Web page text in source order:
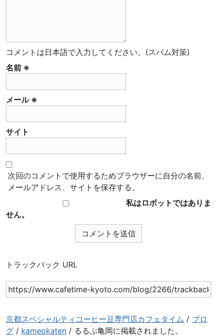
コメントは日本語で入力してください。(スパム対策)
名前 ※
メール ※
サイト
次回のコメントで使用するためブラウザーに自分の名前、
メールアドレス、サイトを保存する。
私はロボットではありま
せん。
トラックバック URL
京都スペシャルティコーヒー豆専門店カフェタイム / ブロ
グ / kameokaten / るるぶ亀岡に掲載されました。